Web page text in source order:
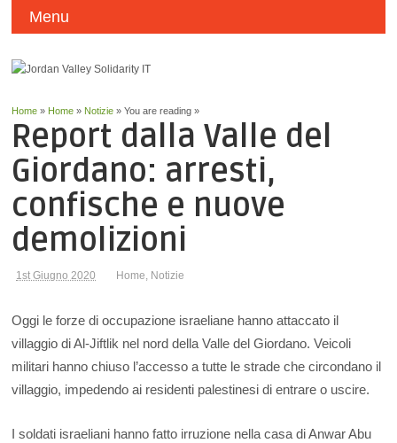
Menu
Home » Home » Notizie » You are reading »
Report dalla Valle del
Giordano: arresti,
confische e nuove
demolizioni
1st Giugno 2020 Home, Notizie
Oggi le forze di occupazione israeliane hanno attaccato il
villaggio di Al-Jiftlik nel nord della Valle del Giordano. Veicoli
militari hanno chiuso l’accesso a tutte le strade che circondano il
villaggio, impedendo ai residenti palestinesi di entrare o uscire.
I soldati israeliani hanno fatto irruzione nella casa di Anwar Abu